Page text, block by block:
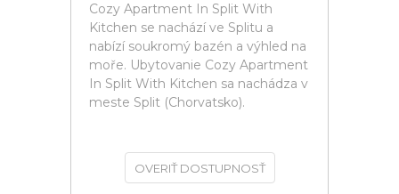
Cozy Apartment In Split With
Kitchen se nachází ve Splitu a
nabízí soukromý bazén a výhled na
moře. Ubytovanie Cozy Apartment
In Split With Kitchen sa nachádza v
meste Split (Chorvatsko).
OVERIŤ DOSTUPNOSŤ